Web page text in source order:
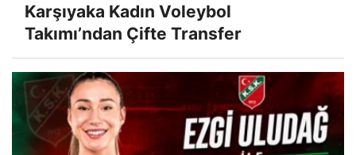
Karşıyaka Kadın Voleybol
Takımı’ndan Çifte Transfer